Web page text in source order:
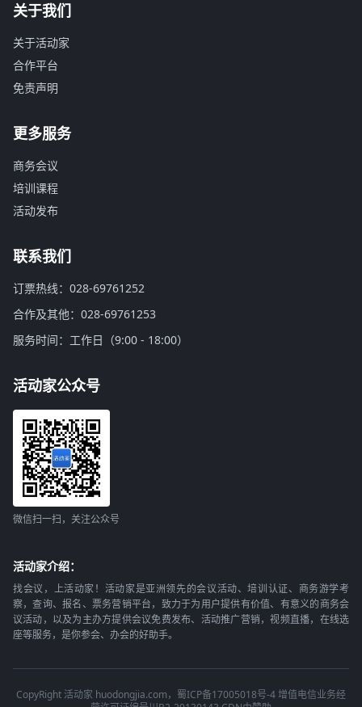
关于我们
关于活动家
合作平台
免责声明
更多服务
商务会议
培训课程
活动发布
联系我们
订票热线：028-69761252
合作及其他：028-69761253
服务时间：工作日（9:00 - 18:00）
活动家公众号
微信扫一扫，关注公众号
活动家介绍：
找会议，上活动家！活动家是亚洲领先的会议活动、培训认证、商务游学考
察，查询、报名、票务营销平台，致力于为用户提供有价值、有意义的商务会
议活动，以及为主办方提供会议免费发布、活动推广营销，视频直播，在线选
座等服务，是你参会、办会的好助手。
CopyRight 活动家 huodongjia.com，蜀ICP备17005018号-4 增值电信业务经